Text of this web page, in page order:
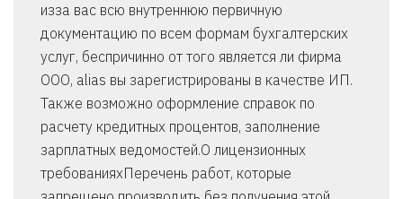
изза вас всю внутреннюю первичную
документацию по всем формам бухгалтерских
услуг, беспричинно от того является ли фирма
ООО, alias вы зарегистрированы в качестве ИП.
Также возможно оформление справок по
расчету кредитных процентов, заполнение
зарплатных ведомостей.О лицензионных
требованияхПеречень работ, которые